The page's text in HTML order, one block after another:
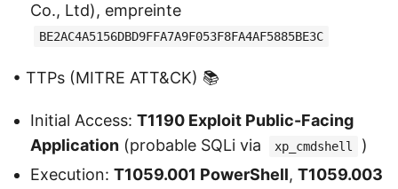
Co., Ltd), empreinte
BE2AC4A5156DBD9FFA7A9F053F8FA4AF5885BE3C
• TTPs (MITRE ATT&CK) 📚
Initial Access: T1190 Exploit Public-Facing
Application (probable SQLi via xp_cmdshell
)
Execution: T1059.001 PowerShell, T1059.003